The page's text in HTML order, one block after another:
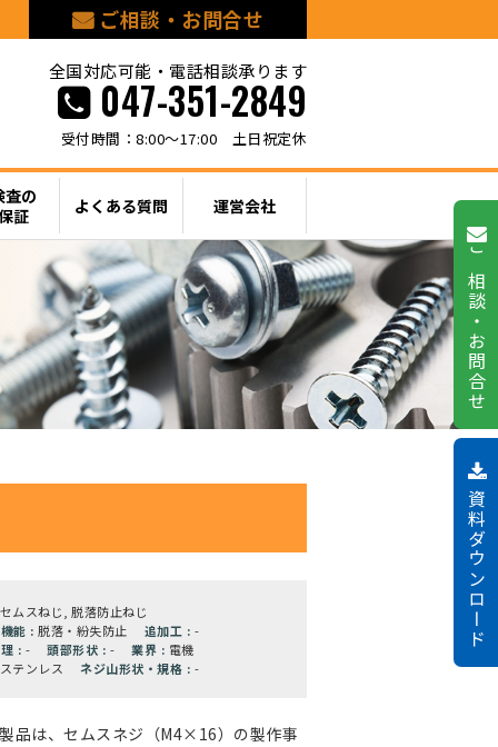
ご相談・お問合せ
全国対応可能・電話相談承ります
047-351-2849
受付時間：8:00〜17:00 土日祝定休
査の
証
よくある質問 運営会社
セムスねじ, 脱落防止ねじ
能 : 脱落・紛失防止 追加工 : -
: - 頭部形状 : - 業界 : 電機
ステンレス
ネジ山形状・規格 : -
品は、セムスネジ（M4×16）の製作事
ご相談・お問合せ
資料ダウンロード